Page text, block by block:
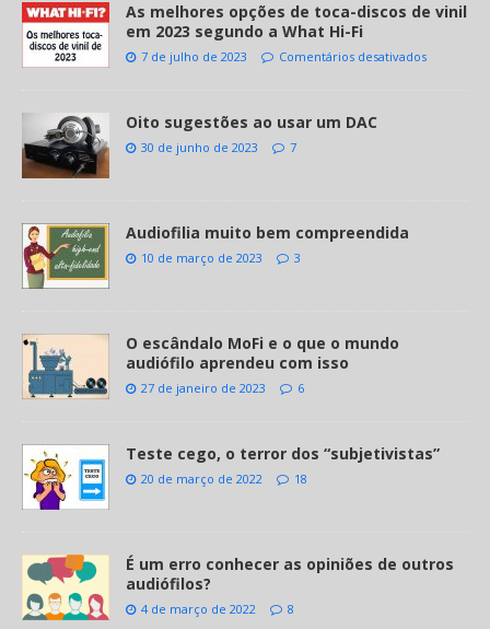
As melhores opções de toca-discos de vinil
em 2023 segundo a What Hi-Fi
7 de julho de 2023 Comentários desativados
Oito sugestões ao usar um DAC
30 de junho de 2023 7
Audiofilia muito bem compreendida
10 de março de 2023 3
O escândalo MoFi e o que o mundo
audiófilo aprendeu com isso
27 de janeiro de 2023 6
Teste cego, o terror dos “subjetivistas”
20 de março de 2022 18
É um erro conhecer as opiniões de outros
audiófilos?
4 de março de 2022 8